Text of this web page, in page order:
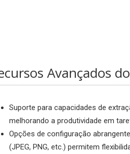
Avançados
Suporte para capacidades de
melhorando a produtividade em
Opções de configuração
(JPEG, PNG, etc.) permitem